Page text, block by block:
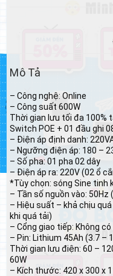
Mô Tả
– Công nghệ: Online
– Công suất 600W
Thời gian lưu tối đa 100%
Switch POE + 01 đầu ghi
– Điện áp định danh:
– Ngưỡng điện áp: 180 –
– Số pha: 01 pha 02 dây
– Điện áp ra: 220V (02 ổ
*Tùy chọn: sóng Sine tinh
– Tần số nguồn vào: 50Hz
– Hiệu suất – khả chịu
khi quá tải)
– Cổng giao tiếp: Không có
– Pin: Lithium 45Ah (3.7 –
Thời gian lưu điện: 60 –
60W
– Kích thước: 420 x 300 x